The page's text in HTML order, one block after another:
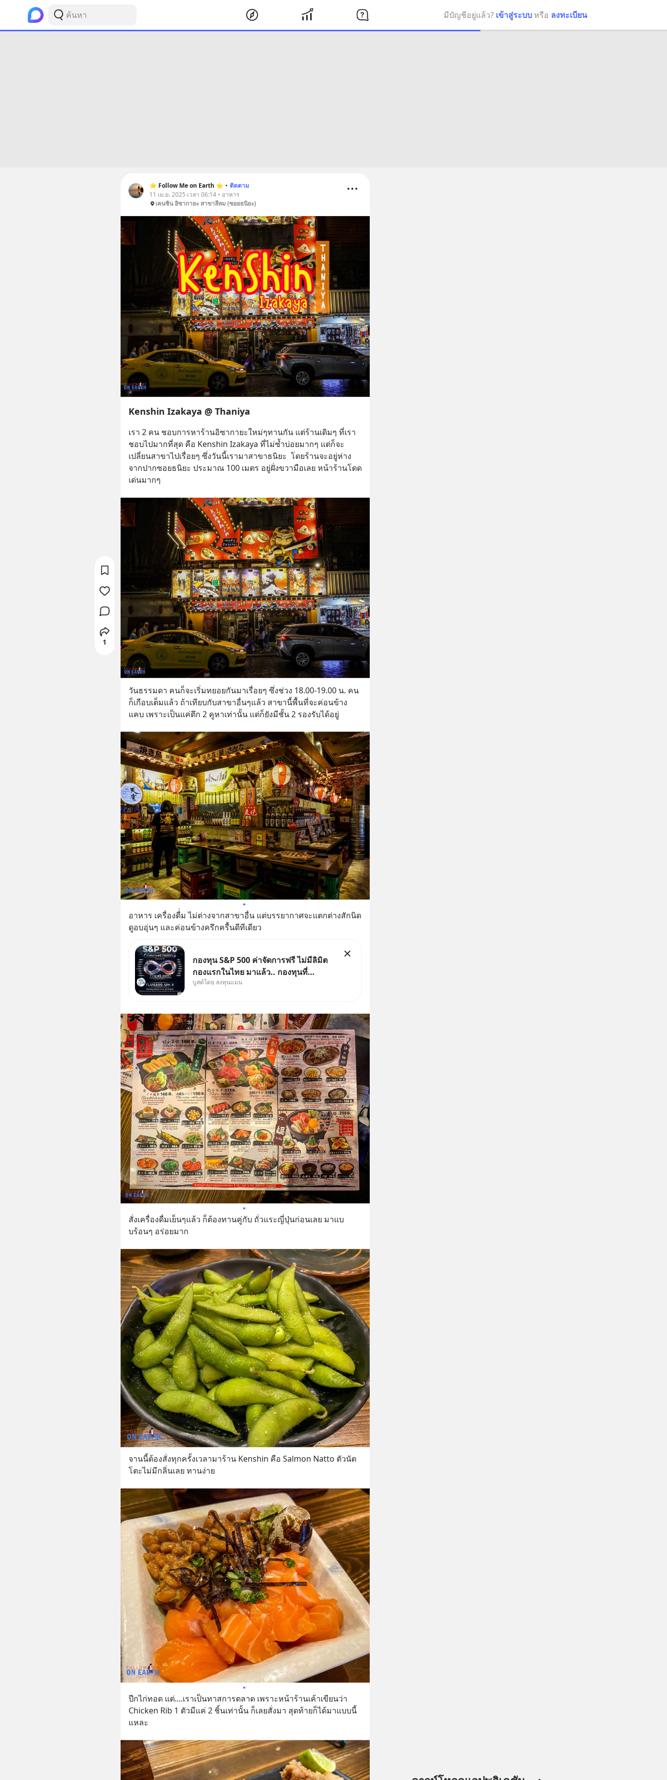
มีบัญชีอยู่แล้ว? เข้าสู่ระบบ หรือ ลงทะเบียน
⭐️ Follow Me on Earth ⭐️ • ติดตาม
11 เม.ย. 2025 เวลา 06:14 • อาหาร
เคนชิน อิซากายะ สาขาสีลม (ซอยธนิยะ)
Kenshin Izakaya @ Thaniya
เรา 2 คน ชอบการหาร้านอิซากายะใหม่ๆทานกัน แต่ร้านเดิมๆ ที่เรา
ชอบไปมากที่สุด คือ Kenshin Izakaya ที่ไม่ซ้ำบ่อยมากๆ แต่ก็จะ
เปลี่ยนสาขาไปเรื่อยๆ ซึ่งวันนี้เรามาสาขาธนิยะ  โดยร้านจะอยู่ห่าง
จากปากซอยธนิยะ ประมาณ 100 เมตร อยู่ฝั่งขวามือเลย หน้าร้านโดด
เด่นมากๆ
วันธรรมดา คนก็จะเริ่มทยอยกันมาเรื่อยๆ ซึ่งช่วง 18.00-19.00 น. คน
ก็เกือบเต็มแล้ว ถ้าเทียบกับสาขาอื่นๆแล้ว สาขานี้พื้นที่จะค่อนข้าง
แคบ เพราะเป็นแค่ตึก 2 คูหาเท่านั้น แต่ก็ยังมีชั้น 2 รองรับได้อยู่
อาหาร เครื่องดื่่ม ไม่ต่างจากสาขาอื่น แต่บรรยากาศจะแตกต่างสักนิด
ดูอบอุ่นๆ และค่อนข้างครึกครื้นดีทีเดียว
กองทุน S&P 500 ค่าจัดการฟรี ไม่มีลิมิต
กองแรกในไทย มาแล้ว.. กองทุนที่
ออกแบบมาเพื่อแก้ Pain Point ใหญ่ของ
บูสต์โดย ลงทุนแมน
สั่งเครื่องดื่มเย็นๆแล้ว ก็ต้องทานคู่กับ ถั่วแระญี่ปุ่นก่อนเลย มาแบ
บร้อนๆ อร่อยมาก
จานนี้ต้องสั่งทุกครั้งเวลามาร้าน Kenshin คือ Salmon Natto ตัวนัต
โตะไม่มีกลิ่นเลย ทานง่าย
ปีกไก่ทอด แต่....เราเป็นทาสการตลาด เพราะหน้าร้านเค้าเขียนว่า
Chicken Rib 1 ตัวมีแค่ 2 ชิ้นเท่านั้น ก็เลยสั่งมา สุดท้ายก็ได้มาแบบนี้
แหละ
1